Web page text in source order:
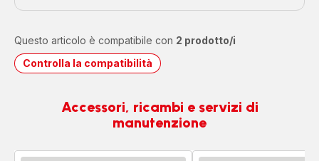
Questo articolo è compatibile con 2 prodotto/i
Controlla la compatibilità
Accessori, ricambi e servizi di
manutenzione